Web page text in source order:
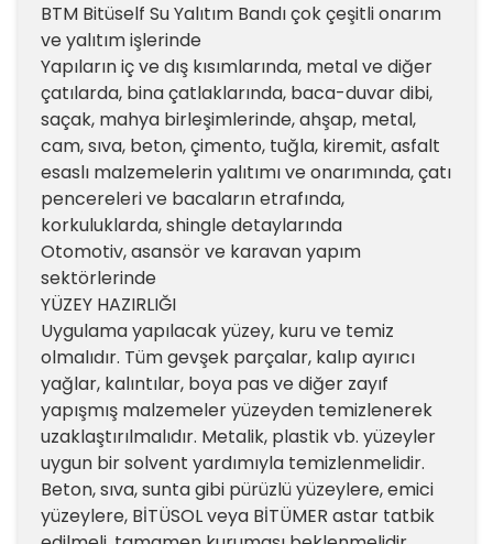
BTM Bitüself Su Yalıtım Bandı çok çeşitli onarım
ve yalıtım işlerinde
Yapıların iç ve dış kısımlarında, metal ve diğer
çatılarda, bina çatlaklarında, baca-duvar dibi,
saçak, mahya birleşimlerinde, ahşap, metal,
cam, sıva, beton, çimento, tuğla, kiremit, asfalt
esaslı malzemelerin yalıtımı ve onarımında, çatı
pencereleri ve bacaların etrafında,
korkuluklarda, shingle detaylarında
Otomotiv, asansör ve karavan yapım
sektörlerinde
YÜZEY HAZIRLIĞI
Uygulama yapılacak yüzey, kuru ve temiz
olmalıdır. Tüm gevşek parçalar, kalıp ayırıcı
yağlar, kalıntılar, boya pas ve diğer zayıf
yapışmış malzemeler yüzeyden temizlenerek
uzaklaştırılmalıdır. Metalik, plastik vb. yüzeyler
uygun bir solvent yardımıyla temizlenmelidir.
Beton, sıva, sunta gibi pürüzlü yüzeylere, emici
yüzeylere, BİTÜSOL veya BİTÜMER astar tatbik